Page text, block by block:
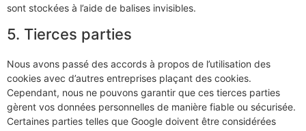
sont stockées à l’aide de balises invisibles.
5. Tierces parties
Nous avons passé des accords à propos de l’utilisation des
cookies avec d’autres entreprises plaçant des cookies.
Cependant, nous ne pouvons garantir que ces tierces parties
gèrent vos données personnelles de manière fiable ou sécurisée.
Certaines parties telles que Google doivent être considérées